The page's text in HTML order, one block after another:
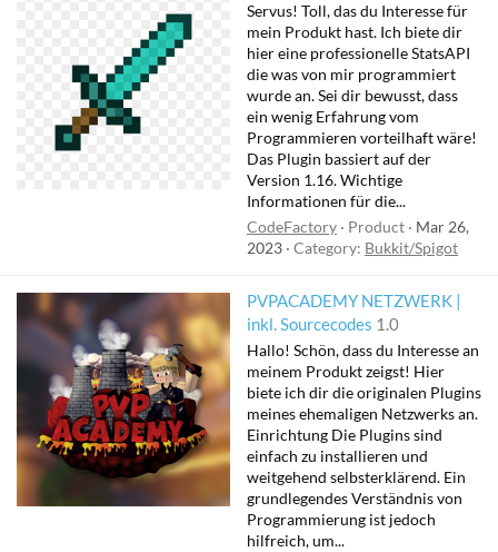
Servus! Toll, das du Interesse für
mein Produkt hast. Ich biete dir
hier eine professionelle StatsAPI
die was von mir programmiert
wurde an. Sei dir bewusst, dass
ein wenig Erfahrung vom
Programmieren vorteilhaft wäre!
Das Plugin bassiert auf der
Version 1.16. Wichtige
Informationen für die...
CodeFactory
Product
Mar 26,
2023 Category: Bukkit/Spigot
PVPACADEMY NETZWERK |
inkl. Sourcecodes 1.0
Hallo! Schön, dass du Interesse an
meinem Produkt zeigst! Hier
biete ich dir die originalen Plugins
meines ehemaligen Netzwerks an.
Einrichtung Die Plugins sind
einfach zu installieren und
weitgehend selbsterklärend. Ein
grundlegendes Verständnis von
Programmierung ist jedoch
hilfreich, um...